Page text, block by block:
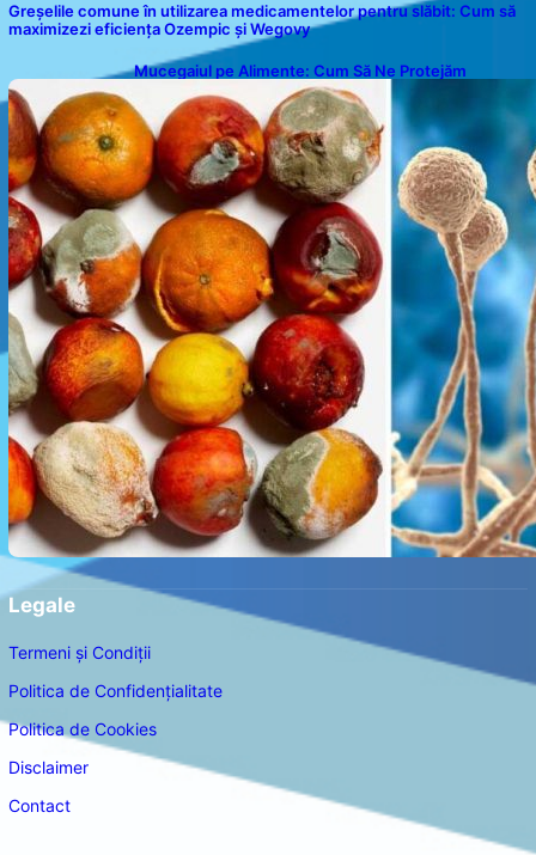
Greșelile comune în utilizarea medicamentelor pentru slăbit: Cum să
maximizezi eficiența Ozempic și Wegovy
Mucegaiul pe Alimente: Cum Să Ne Protejăm
Sănătatea?
Legale
Termeni și Condiții
Politica de Confidențialitate
Politica de Cookies
Disclaimer
Contact